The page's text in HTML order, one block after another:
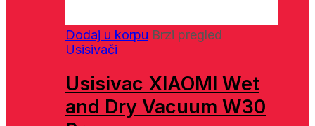
Dodaj u korpu Brzi pregled
Usisivači
Usisivac XIAOMI Wet
and Dry Vacuum W30